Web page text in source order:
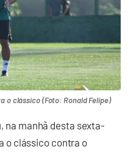
o clássico (Foto: Ronald Felipe)
na manhã desta sexta-
o clássico contra o